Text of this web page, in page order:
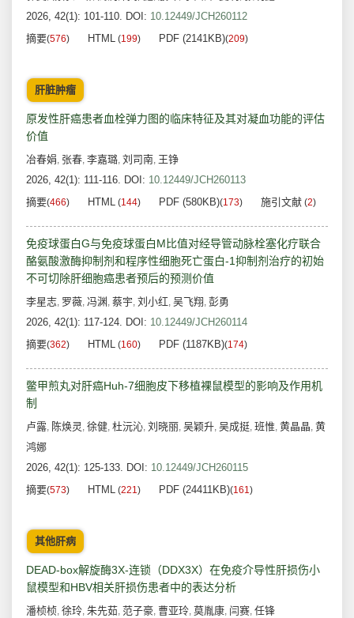
2026, 42(1): 101-110. DOI: 10.12449/JCH260112
摘要(576) HTML (199) PDF (2141KB)(209)
肝脏肿瘤
原发性肝癌患者血栓弹力图的临床特征及其对凝血功能的评估
价值
冶春娟, 张春, 李嘉璐, 刘司南, 王铮
2026, 42(1): 111-116. DOI: 10.12449/JCH260113
摘要(466) HTML (144) PDF (580KB)(173) 施引文献 (2)
免疫球蛋白G与免疫球蛋白M比值对经导管动脉栓塞化疗联合
酪氨酸激酶抑制剂和程序性细胞死亡蛋白-1抑制剂治疗的初始
不可切除肝细胞癌患者预后的预测价值
李星志, 罗薇, 冯渊 , 蔡宇, 刘小红, 吴飞翔, 彭勇
2026, 42(1): 117-124. DOI: 10.12449/JCH260114
摘要(362) HTML (160) PDF (1187KB)(174)
鳖甲煎丸对肝癌Huh-7细胞皮下移植裸鼠模型的影响及作用机
制
卢露, 陈焕灵 , 徐健, 杜沅沁, 刘晓丽, 吴颖升, 吴成挺, 班惟, 黄晶晶, 黄
鸿娜
2026, 42(1): 125-133. DOI: 10.12449/JCH260115
摘要(573) HTML (221) PDF (24411KB)(161)
其他肝病
DEAD-box解旋酶3X-连锁（DDX3X）在免疫介导性肝损伤小
鼠模型和HBV相关肝损伤患者中的表达分析
潘桢桢, 徐玲, 朱先茹, 范子豪, 曹亚玲, 莫胤康, 闫赛, 任锋